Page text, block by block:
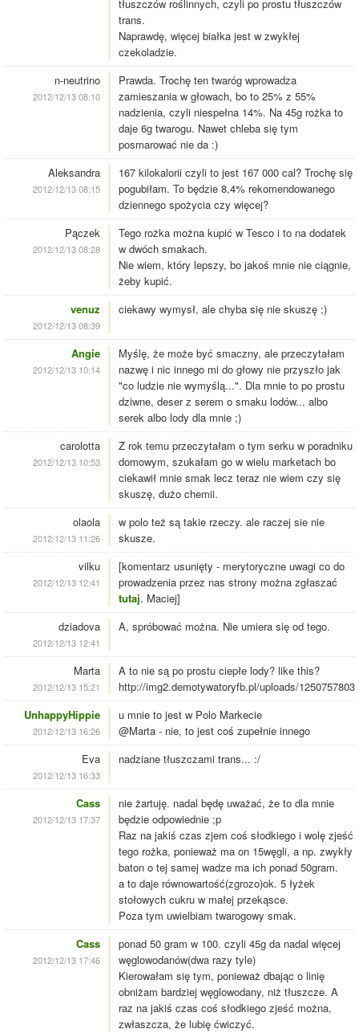
tłuszczów roślinnych, czyli po prostu tłuszczów
trans.
Naprawdę, więcej białka jest w zwykłej
czekoladzie.
n-neutrino
2012/12/13 08:10
Prawda. Trochę ten twaróg wprowadza
zamieszania w głowach, bo to 25% z 55%
nadzienia, czyli niespełna 14%. Na 45g rożka to
daje 6g twarogu. Nawet chleba się tym
posmarować nie da :)
Aleksandra
2012/12/13 08:15
167 kilokalorii czyli to jest 167 000 cal? Trochę się
pogubiłam. To będzie 8,4% rekomendowanego
dziennego spożycia czy więcej?
Pączek
2012/12/13 08:28
Tego rożka można kupić w Tesco i to na dodatek
w dwóch smakach.
Nie wiem, który lepszy, bo jakoś mnie nie ciągnie,
żeby kupić.
venuz
2012/12/13 08:39
ciekawy wymysł, ale chyba się nie skuszę ;)
Angie
2012/12/13 10:14
Myślę, że może być smaczny, ale przeczytałam
nazwę i nic innego mi do głowy nie przyszło jak
"co ludzie nie wymyślą...". Dla mnie to po prostu
dziwne, deser z serem o smaku lodów... albo
serek albo lody dla mnie ;)
carolotta
2012/12/13 10:53
Z rok temu przeczytałam o tym serku w poradniku
domowym, szukałam go w wielu marketach bo
ciekawił mnie smak lecz teraz nie wiem czy się
skuszę, dużo chemii.
olaola
2012/12/13 11:26
w polo też są takie rzeczy. ale raczej sie nie
skusze.
vilku
2012/12/13 12:41
[komentarz usunięty - merytoryczne uwagi co do
prowadzenia przez nas strony można zgłaszać
tutaj. Maciej]
dziadova
2012/12/13 12:41
A, spróbować można. Nie umiera się od tego.
Marta
2012/12/13 15:21
A to nie są po prostu ciepłe lody? like this?
http://img2.demotywatoryfb.pl/uploads/
UnhappyHippie
2012/12/13 16:26
u mnie to jest w Polo Markecie
@Marta - nie, to jest coś zupełnie innego
Eva
2012/12/13 16:33
nadziane tłuszczami trans... :/
Cass
2012/12/13 17:37
nie żartuję. nadal będę uważać, że to dla mnie
będzie odpowiednie ;p
Raz na jakiś czas zjem coś słodkiego i wolę zjeść
tego rożka, ponieważ ma on 15węgli, a np. zwykły
baton o tej samej wadze ma ich ponad 50gram.
a to daje równowartość(zgrozo)ok. 5 łyżek
stołowych cukru w małej przekąsce.
Poza tym uwielbiam twarogowy smak.
Cass
2012/12/13 17:46
ponad 50 gram w 100. czyli 45g da nadal więcej
węglowodanów(dwa razy tyle)
Kierowałam się tym, ponieważ dbając o linię
obniżam bardziej węglowodany, niż tłuszcze. A
raz na jakiś czas coś słodkiego zjeść można,
zwłaszcza, że lubię ćwiczyć.